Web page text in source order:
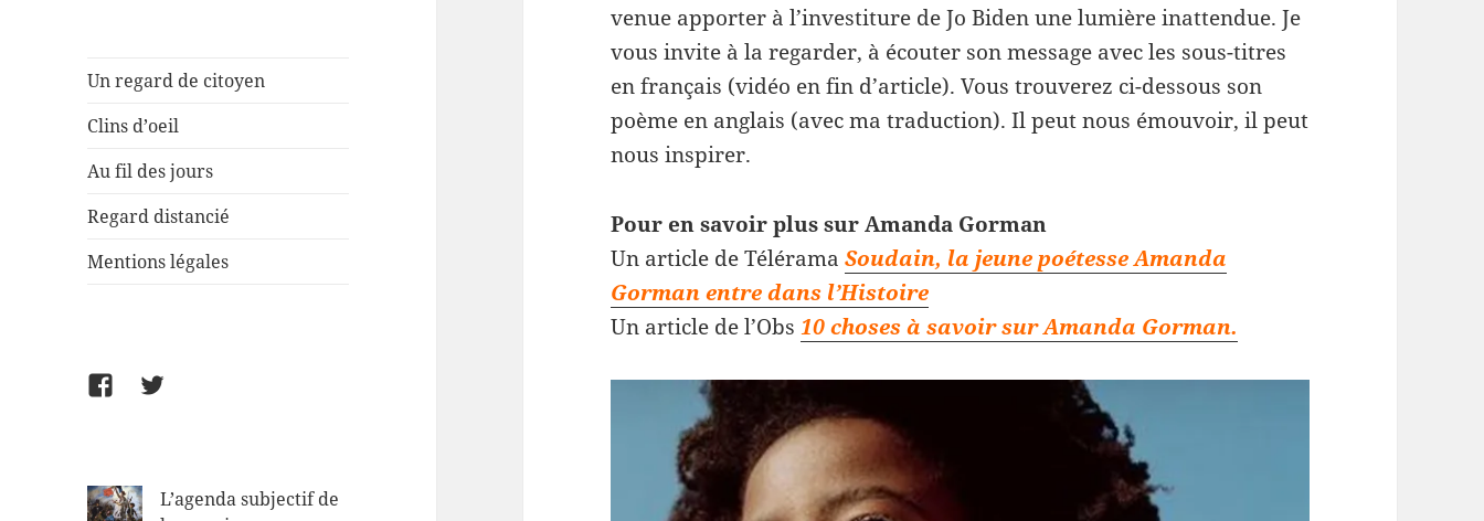
Un regard de citoyen
Clins d’oeil
Au fil des jours
Regard distancié
Mentions légales
FacebookTwitter
L’agenda subjectif de
venue apporter à l’investiture de Jo Biden une lumière inattendue. Je
vous invite à la regarder, à écouter son message avec les sous-titres
en français (vidéo en fin d’article). Vous trouverez ci-dessous son
poème en anglais (avec ma traduction). Il peut nous émouvoir, il peut
nous inspirer.
Pour en savoir plus sur Amanda Gorman
Un article de TéléramaSoudain, la jeune poétesse Amanda
Gorman entre dans l’Histoire
Un article de l’Obs10 choses à savoir sur Amanda Gorman.